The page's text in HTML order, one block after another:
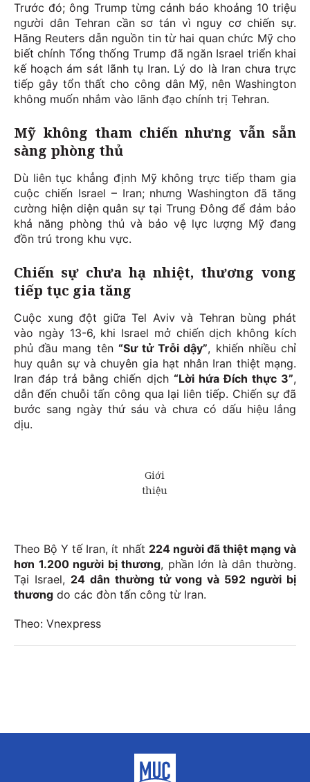
Trước đó; ông Trump từng cảnh báo khoảng 10 triệu
người dân Tehran cần sơ tán vì nguy cơ chiến sự.
Hãng Reuters dẫn nguồn tin từ hai quan chức Mỹ cho
biết chính Tổng thống Trump đã ngăn Israel triển khai
kế hoạch ám sát lãnh tụ Iran. Lý do là Iran chưa trực
tiếp gây tổn thất cho công dân Mỹ, nên Washington
không muốn nhắm vào lãnh đạo chính trị Tehran.
Mỹ không tham chiến nhưng vẫn sẵn
sàng phòng thủ
Dù liên tục khẳng định Mỹ không trực tiếp tham gia
cuộc chiến Israel – Iran; nhưng Washington đã tăng
cường hiện diện quân sự tại Trung Đông để đảm bảo
khả năng phòng thủ và bảo vệ lực lượng Mỹ đang
đồn trú trong khu vực.
Chiến sự chưa hạ nhiệt, thương vong
tiếp tục gia tăng
Cuộc xung đột giữa Tel Aviv và Tehran bùng phát
vào ngày 13-6, khi Israel mở chiến dịch không kích
phủ đầu mang tên “Sư tử Trỗi dậy”, khiến nhiều chỉ
huy quân sự và chuyên gia hạt nhân Iran thiệt mạng.
Iran đáp trả bằng chiến dịch “Lời hứa Đích thực 3”,
dẫn đến chuỗi tấn công qua lại liên tiếp. Chiến sự đã
bước sang ngày thứ sáu và chưa có dấu hiệu lắng
dịu.
Theo Bộ Y tế Iran, ít nhất 224 người đã thiệt mạng và
hơn 1.200 người bị thương, phần lớn là dân thường.
Tại Israel, 24 dân thường tử vong và 592 người bị
thương do các đòn tấn công từ Iran.
Theo: Vnexpress